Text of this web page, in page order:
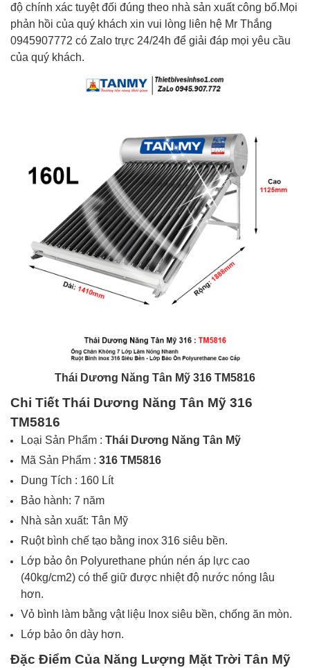
độ chính xác tuyệt đối đúng theo nhà sản xuất công bố.Mọi
phản hồi của quý khách xin vui lòng liên hệ Mr Thắng
0945907772 có Zalo trực 24/24h để giải đáp mọi yêu cầu
của quý khách.
Thái Dương Năng Tân Mỹ 316 TM5816
Chi Tiết Thái Dương Năng Tân Mỹ 316
TM5816
Loại Sản Phẩm : Thái Dương Năng Tân Mỹ
Mã Sản Phẩm : 316 TM5816
Dung Tích : 160 Lít
Bảo hành: 7 năm
Nhà sản xuất: Tân Mỹ
Ruột bình chế tạo bằng inox 316 siêu bền.
Lớp bảo ôn Polyurethane phún nén áp lực cao
(40kg/cm2) có thể giữ được nhiệt độ nước nóng lâu
hơn.
Vỏ bình làm bằng vật liệu Inox siêu bền, chống ăn mòn.
Lớp bảo ôn dày hơn.
Đặc Điểm Của Năng Lượng Mặt Trời Tân Mỹ